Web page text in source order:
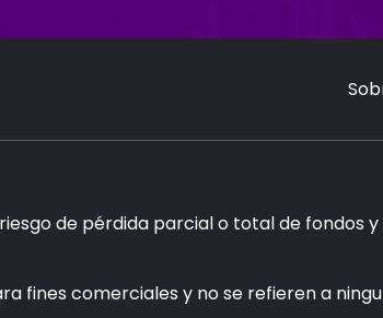
de pérdida parcial o total de fondos
fines comerciales y no se refieren a